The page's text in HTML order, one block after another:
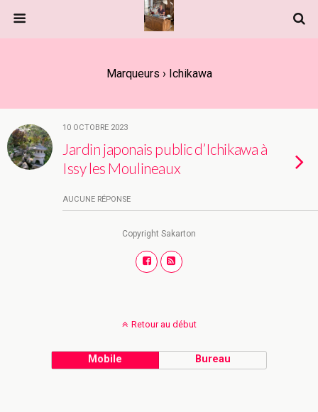
Marqueurs › Ichikawa
10 OCTOBRE 2023
Jardin japonais public d’Ichikawa à
Issy les Moulineaux
AUCUNE RÉPONSE
Copyright Sakarton
Retour au début
Mobile Bureau